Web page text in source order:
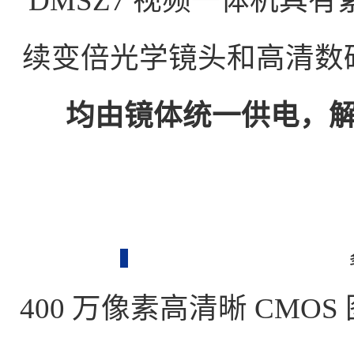
续变倍光学镜头和高清数
均由镜体统一供电，
400 万像素高清晰